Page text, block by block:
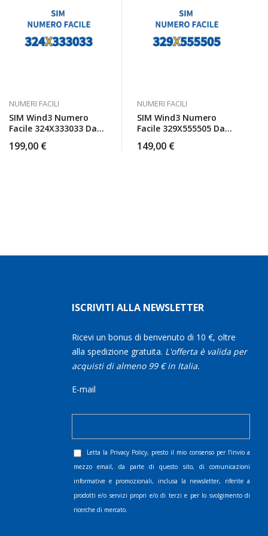
NUMERI FACILI
SIM Wind3 Numero
Facile 324X333033 Da
199,00 €
NUMERI FACILI
SIM Wind3 Numero
Facile 329X555505 Da
149,00 €
ISCRIVITI ALLA NEWSLETTER
Ricevi un bonus di benvenuto di 10 €, oltre
alla spedizione gratuita. L'offerta è valida per
acquisti di almeno 99 € in Italia.
E-mail
Letta la Privacy Policy, presto il mio consenso per l’invio a
mezzo email, da parte di questo sito, di comunicazioni
informative e promozionali, inclusa la newsletter, riferite a
prodotti e/o servizi propri e/o di terzi e per lo svolgimento di
ricerche di mercato.